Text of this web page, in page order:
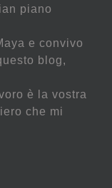
piano
e convivo
blog,
è la vostra
che mi